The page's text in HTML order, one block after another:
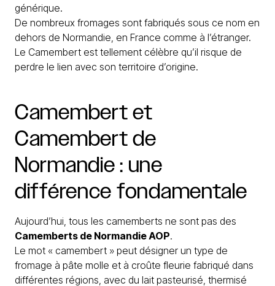
générique.
De nombreux fromages sont fabriqués sous ce nom en
dehors de Normandie, en France comme à l’étranger.
Le Camembert est tellement célèbre qu’il risque de
perdre le lien avec son territoire d’origine.
Camembert et
Camembert de
Normandie : une
différence fondamentale
Aujourd’hui, tous les camemberts ne sont pas des
Camemberts de Normandie AOP.
Le mot « camembert » peut désigner un type de
fromage à pâte molle et à croûte fleurie fabriqué dans
différentes régions, avec du lait pasteurisé, thermisé